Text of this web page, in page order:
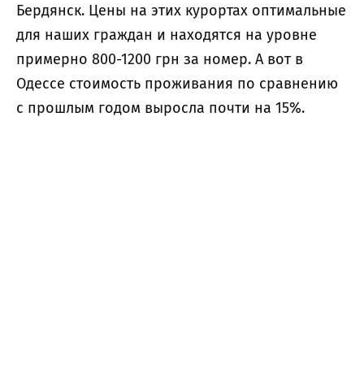
Бердянск. Цены на этих курортах оптимальные
для наших граждан и находятся на уровне
примерно 800-1200 грн за номер. А вот в
Одессе стоимость проживания по сравнению
с прошлым годом выросла почти на 15%.